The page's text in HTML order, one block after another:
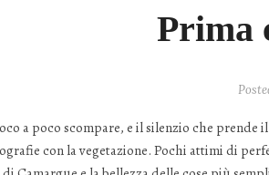
Prima
a poco scompare, e il silenzio che
con la vegetazione. Pochi attimi di